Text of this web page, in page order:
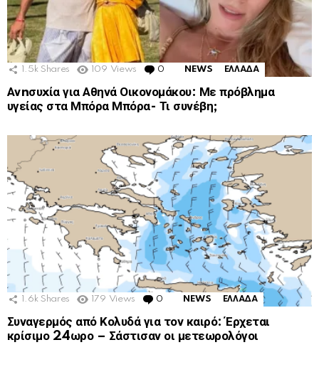
1.5k Shares 109 Views 0 Comments
NEWS ΕΛΛΑΔΑ
Ανnσυxία για Αθηνά Οικονομάκου: Με πρόβλημα
υγείας στα Μπόρα Μπόρα- Τι συνέβη;
1.6k Shares 179 Views 0 Comments
NEWS ΕΛΛΑΔΑ
Συναγερμός από Κολυδά για τον καιρό: Έρχεται
κρίσιμο 24ωρο – Σάστισαν οι μετεωρολόγοι